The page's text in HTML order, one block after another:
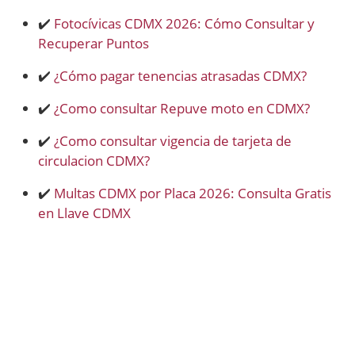
✔️ Fotocívicas CDMX 2026: Cómo Consultar y
Recuperar Puntos
✔️ ¿Cómo pagar tenencias atrasadas CDMX?
✔️ ¿Como consultar Repuve moto en CDMX?
✔️ ¿Como consultar vigencia de tarjeta de
circulacion CDMX?
✔️ Multas CDMX por Placa 2026: Consulta Gratis
en Llave CDMX